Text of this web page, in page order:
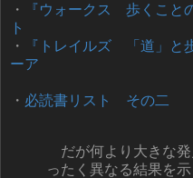
・
『ウォークス 歩くこと
ト
・
『トレイルズ 「道」と
ーア
・ 必読書リスト その二
だが何より大きな発
ったく異なる結果を示